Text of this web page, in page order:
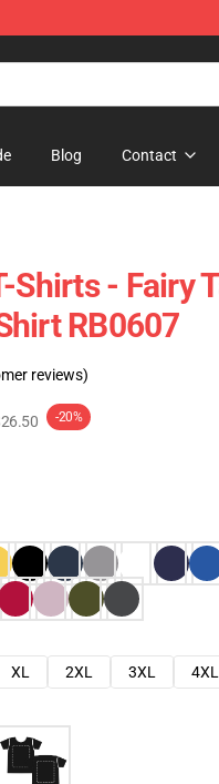
Blog Contact
Shirts - Fairy
RB0607
reviews)
-20%
XL 2XL 3XL 4XL